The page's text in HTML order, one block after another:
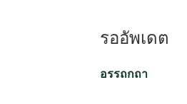
รออัพเดต
อรรถกถา